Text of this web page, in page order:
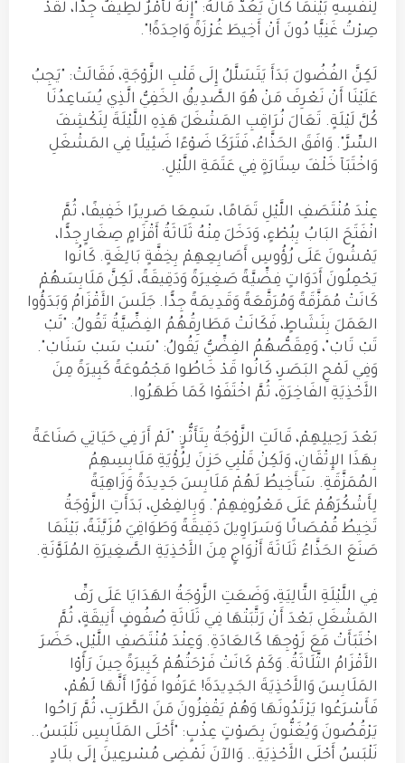
لِنَفْسِهِ بَيْنَمَا كَانَ يَعُدُّ مَالَهُ: "إِنَّهُ لَأَمْرٌ لَطِيفٌ جِدًّا، لَقَدْ
صِرْتُ غَنِيًّا دُونَ أَنْ أَخِيطَ غُرْزَةً وَاحِدَةً!".
لَكِنَّ الفُضُولَ بَدَأَ يَتَسَلَّلُ إِلَى قَلْبِ الزَّوْجَةِ، فَقَالَتْ: "يَجِبُ
عَلَيْنَا أَنْ نَعْرِفَ مَنْ هُوَ الصَّدِيقُ الخَفِيُّ الَّذِي يُسَاعِدُنَا
كُلَّ لَيْلَةٍ. تَعَالَ نُرَاقِبِ المَشْغَلَ هَذِهِ اللَّيْلَةَ لِنَكْشِفَ
السِّرَّ". وَافَقَ الحَذَّاءُ، فَتَرَكَا ضَوْءًا ضَئِيلًا فِي المَشْغَلِ
وَاخْتَبَآ خَلْفَ سِتَارَةٍ فِي عَتَمَةِ اللَّيْلِ.
عِنْدَ مُنْتَصَفِ اللَّيْلِ تَمَامًا، سَمِعَا صَرِيرًا خَفِيفًا، ثُمَّ
انْفَتَحَ البَابُ بِبُطْءٍ، وَدَخَلَ مِنْهُ ثَلَاثَةُ أَقْزَامٍ صِغَارٍ جِدًّا،
يَمْشُونَ عَلَى رُؤُوسِ أَصَابِعِهِمْ بِخِفَّةٍ بَالِغَةٍ. كَانُوا
يَحْمِلُونَ أَدَوَاتٍ فِضِّيَّةً صَغِيرَةً وَدَقِيقَةً، لَكِنَّ مَلَابِسَهُمْ
كَانَتْ مُمَزَّقَةً وَمُرَقَّعَةً وَقَدِيمَةً جِدًّا. جَلَسَ الأَقْزَامُ وَبَدَؤُوا
العَمَلَ بِنَشَاطٍ، فَكَانَتْ مَطَارِقُهُمُ الفِضِّيَّةُ تَقُولُ: "تَبْ
تَبْ تَابْ"، وَمِقَصُّهُمُ الفِضِّيُّ يَقُولُ: "سَبْ سَبْ سَنَابْ".
وَفِي لَمْحِ البَصَرِ، كَانُوا قَدْ خَاطُوا مَجْمُوعَةً كَبِيرَةً مِنَ
الأَحْذِيَةِ الفَاخِرَةِ، ثُمَّ اخْتَفَوْا كَمَا ظَهَرُوا.
بَعْدَ رَحِيلِهِمْ، قَالَتِ الزَّوْجَةُ بِتَأَثُّرٍ: "لَمْ أَرَ فِي حَيَاتِي صَنَاعَةً
بِهَذَا الإِتْقَانِ، وَلَكِنْ قَلْبِي حَزِنَ لِرُؤْيَةِ مَلَابِسِهِمُ
المُمَزَّقَةِ. سَأَخِيطُ لَهُمْ مَلَابِسَ جَدِيدَةً وَزَاهِيَةً
لِأَشْكُرَهُمْ عَلَى مَعْرُوفِهِمْ". وَبِالفِعْلِ، بَدَأَتِ الزَّوْجَةُ
تَخِيطُ قُمْصَانًا وَسَرَاوِيلَ دَقِيقَةً وَطَوَاقِيَ مُزَيَّنَةً، بَيْنَمَا
صَنَعَ الحَذَّاءُ ثَلَاثَةَ أَزْوَاجٍ مِنَ الأَحْذِيَةِ الصَّغِيرَةِ المُلَوَّنَةِ.
فِي اللَّيْلَةِ التَّالِيَةِ، وَضَعَتِ الزَّوْجَةُ الهَدَايَا عَلَى رَفِّ
المَشْغَلِ بَعْدَ أَنْ رَتَّبَتْهَا فِي ثَلَاثَةِ صُفُوفٍ أَنِيقَةٍ، ثُمَّ
اخْتَبَأَتْ مَعَ زَوْجِهَا كَالعَادَةِ. وَعِنْدَ مُنْتَصَفِ اللَّيْلِ، حَضَرَ
الأَقْزَامُ الثَّلَاثَةُ. وَكَمْ كَانَتْ فَرْحَتُهُمْ كَبِيرَةً حِينَ رَأَوْا
المَلَابِسَ وَالأَحْذِيَةَ الجَدِيدَةَ! عَرَفُوا فَوْرًا أَنَّهَا لَهُمْ،
فَأَسْرَعُوا يَرْتَدُونَهَا وَهُمْ يَقْفِزُونَ مَنَ الطَّرَبِ، ثُمَّ رَاحُوا
يَرْقُصُونَ وَيُغَنُّونَ بِصَوْتٍ عِذْبٍ: "أَحْلَى المَلَابِسِ نَلْبَسُ..
نَلْبَسُ أَحْلَى الأَحْذِيَةِ.. وَالآنَ نَمْضِي مُسْرِعِينَ إِلَى بِلَادٍ